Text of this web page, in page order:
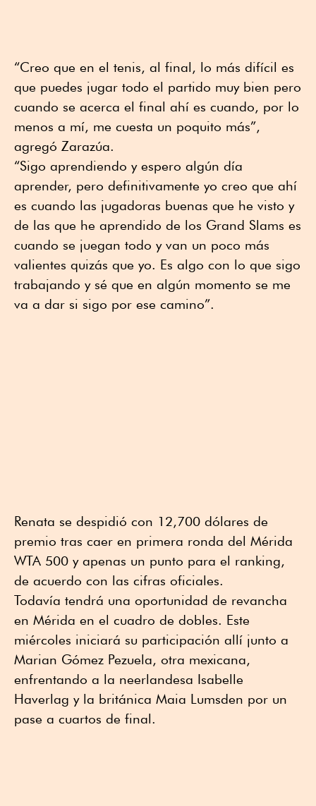
“Creo que en el tenis, al final, lo más difícil es
que puedes jugar todo el partido muy bien pero
cuando se acerca el final ahí es cuando, por lo
menos a mí, me cuesta un poquito más”,
agregó Zarazúa.
“Sigo aprendiendo y espero algún día
aprender, pero definitivamente yo creo que ahí
es cuando las jugadoras buenas que he visto y
de las que he aprendido de los Grand Slams es
cuando se juegan todo y van un poco más
valientes quizás que yo. Es algo con lo que sigo
trabajando y sé que en algún momento se me
va a dar si sigo por ese camino”.
Renata se despidió con 12,700 dólares de
premio tras caer en primera ronda del Mérida
WTA 500 y apenas un punto para el ranking,
de acuerdo con las cifras oficiales.
Todavía tendrá una oportunidad de revancha
en Mérida en el cuadro de dobles. Este
miércoles iniciará su participación allí junto a
Marian Gómez Pezuela, otra mexicana,
enfrentando a la neerlandesa Isabelle
Haverlag y la británica Maia Lumsden por un
pase a cuartos de final.